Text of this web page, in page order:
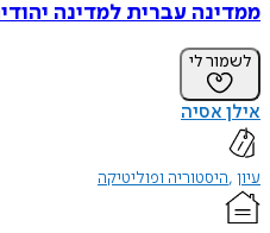
ממדינה עברית למדינה
לשמור לי
אילן אסיה
עיון היסטוריה ופוליטיקה